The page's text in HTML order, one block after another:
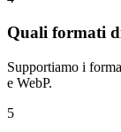
Quali formati
Supportiamo i
e WebP.
5